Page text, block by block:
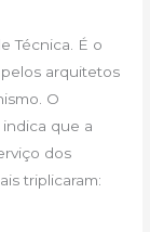
Técnica. É o
arquitetos
O
que a
dos
triplicaram: